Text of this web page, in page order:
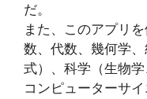
だ。
また、このアプリ
数、代数、幾何学
式）、科学（生物学
コンピューターサ